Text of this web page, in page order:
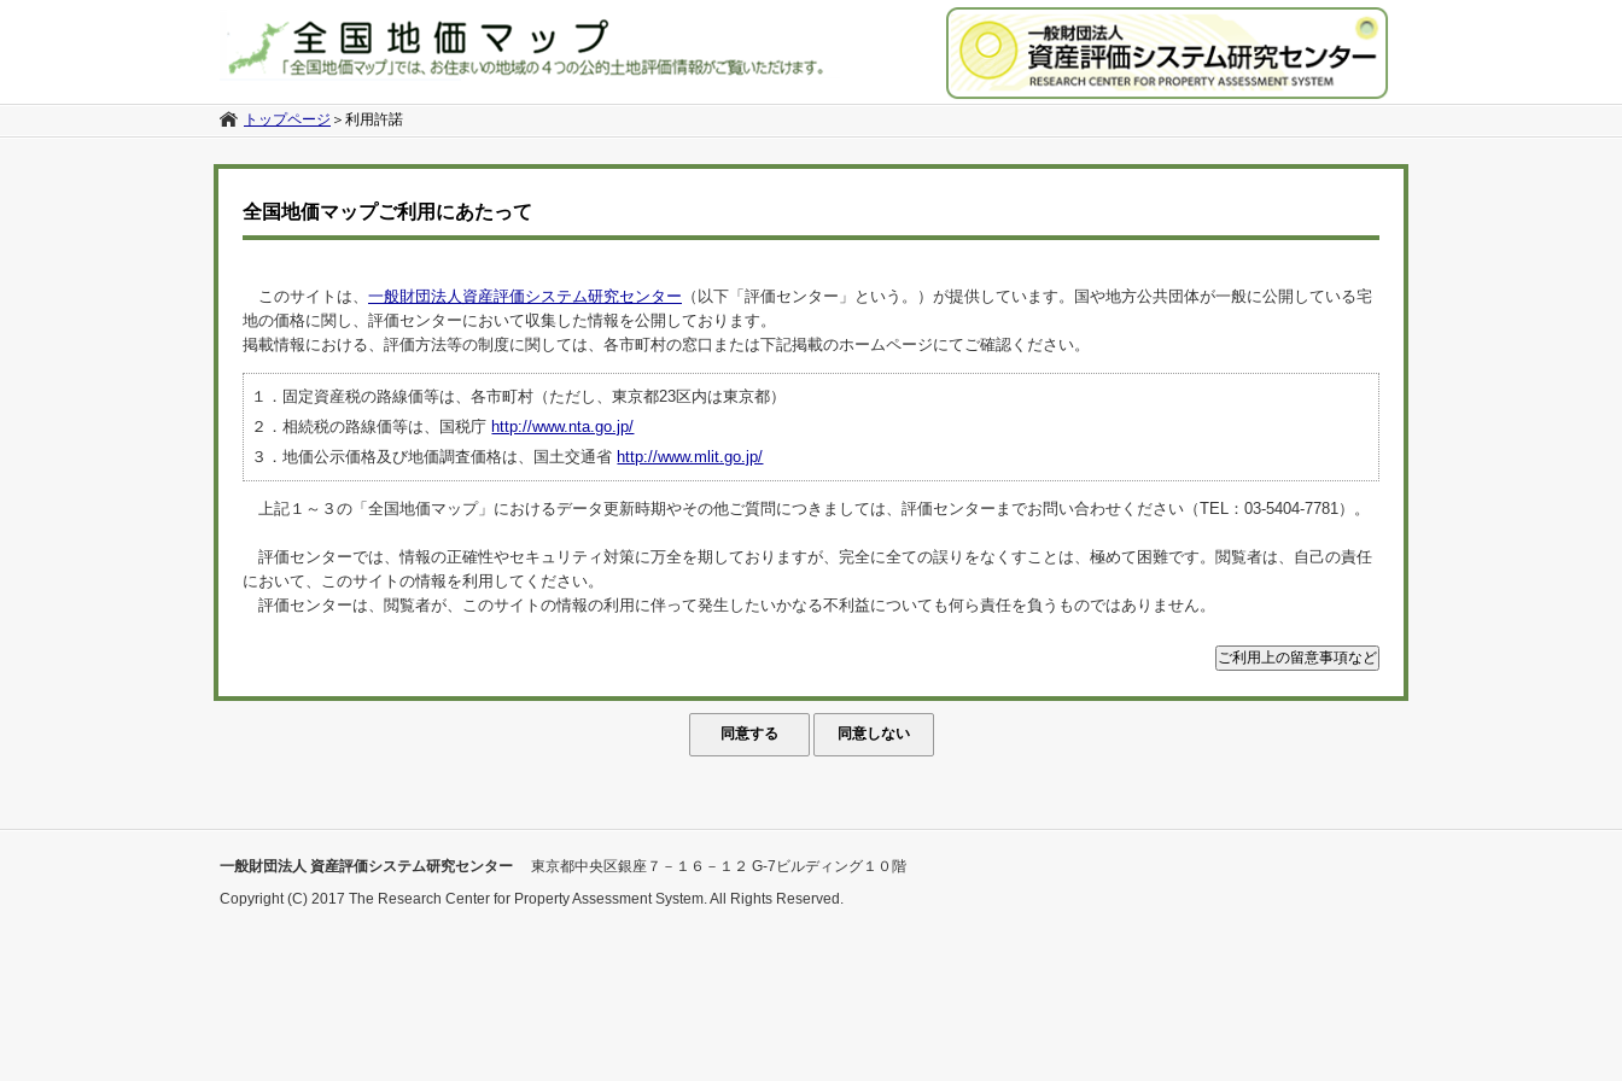
トップページ ＞ 利用許諾
全国地価マップご利用にあたって
このサイトは、 一般財団法人資産評価システム研究センター （以下「評価センター」という。）が提供しています。国や地方公共団体が一般に公開している宅
地の価格に関し、評価センターにおいて収集した情報を公開しております。
掲載情報における、評価方法等の制度に関しては、各市町村の窓口または下記掲載のホームページにてご確認ください。
１．固定資産税の路線価等は、各市町村（ただし、東京都23区内は東京都）
２．相続税の路線価等は、国税庁 http://www.nta.go.jp/
３．地価公示価格及び地価調査価格は、国土交通省 http://www.mlit.go.jp/
上記１～３の「全国地価マップ」におけるデータ更新時期やその他ご質問につきましては、評価センターまでお問い合わせください（TEL：03-5404-7781）。
評価センターでは、情報の正確性やセキュリティ対策に万全を期しておりますが、完全に全ての誤りをなくすことは、極めて困難です。閲覧者は、自己の責任
において、このサイトの情報を利用してください。
評価センターは、閲覧者が、このサイトの情報の利用に伴って発生したいかなる不利益についても何ら責任を負うものではありません。
一般財団法人 資産評価システム研究センター
東京都中央区銀座７－１６－１２ G-7ビルディング１０階
Copyright (C) 2017 The Research Center for Property Assessment System. All Rights Reserved.